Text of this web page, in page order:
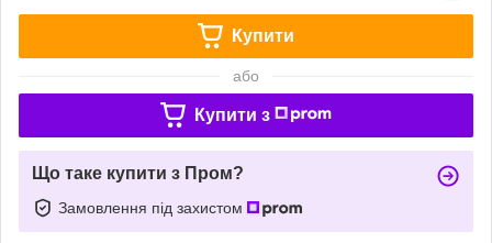
Купити
або
Купити з
Що таке купити з Пром?
Замовлення під захистом